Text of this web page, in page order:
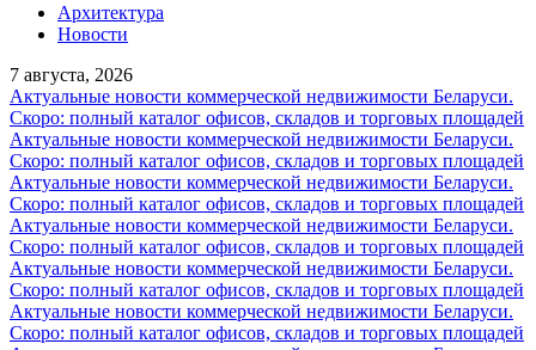
Архитектура
Новости
7 августа, 2026
Актуальные новости коммерческой недвижимости Беларуси.
Скоро: полный каталог офисов, складов и торговых площадей
Актуальные новости коммерческой недвижимости Беларуси.
Скоро: полный каталог офисов, складов и торговых площадей
Актуальные новости коммерческой недвижимости Беларуси.
Скоро: полный каталог офисов, складов и торговых площадей
Актуальные новости коммерческой недвижимости Беларуси.
Скоро: полный каталог офисов, складов и торговых площадей
Актуальные новости коммерческой недвижимости Беларуси.
Скоро: полный каталог офисов, складов и торговых площадей
Актуальные новости коммерческой недвижимости Беларуси.
Скоро: полный каталог офисов, складов и торговых площадей